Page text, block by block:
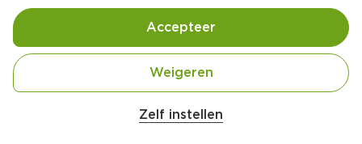
Belangrijke veiligheidswaarschuwing
Zelf instellen
Weigeren
Accepteer